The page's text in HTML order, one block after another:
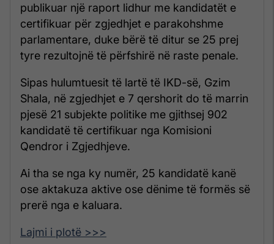
publikuar një raport lidhur me kandidatët e
certifikuar për zgjedhjet e parakohshme
parlamentare, duke bërë të ditur se 25 prej
tyre rezultojnë të përfshirë në raste penale.
Sipas hulumtuesit të lartë të IKD-së, Gzim
Shala, në zgjedhjet e 7 qershorit do të marrin
pjesë 21 subjekte politike me gjithsej 902
kandidatë të certifikuar nga Komisioni
Qendror i Zgjedhjeve.
Ai tha se nga ky numër, 25 kandidatë kanë
ose aktakuza aktive ose dënime të formës së
prerë nga e kaluara.
Lajmi i plotë >>>